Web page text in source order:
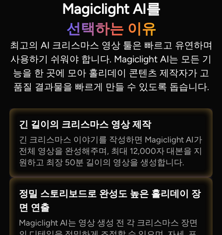
Magiclight AI를
선택하는 이유
최고의 AI 크리스마스 영상 툴은 빠르고 유연하며
사용하기 쉬워야 합니다. Magiclight AI는 모든 기
능을 한 곳에 모아 홀리데이 콘텐츠 제작자가 고
품질 결과물을 빠르게 만들 수 있도록 돕습니다.
긴 길이의 크리스마스 영상 제작
긴 크리스마스 이야기를 작성하면 Magiclight AI가
전체 영상을 완성해주며, 최대 12,000자 대본을 지
원하고 최장 50분 길이의 영상을 생성합니다.
정밀 스토리보드로 완성도 높은 홀리데이 장
면 연출
Magiclight AI는 영상 생성 전 각 크리스마스 장면